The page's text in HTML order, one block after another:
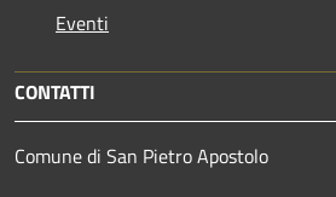
Eventi
CONTATTI
Comune di San Pietro Apostolo